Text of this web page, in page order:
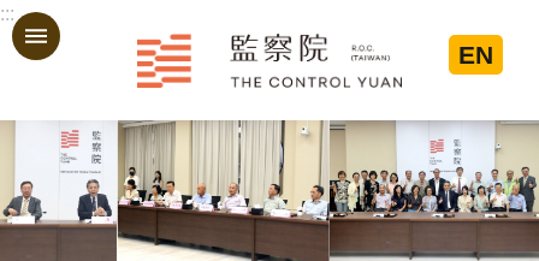
跳到主要內容區塊
:::
EN